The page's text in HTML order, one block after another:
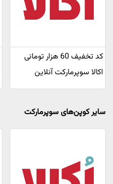
کد تخفیف 60 هزار تومانی
اکالا سوپرمارکت آنلاین
سایر کوپن‌های سوپرمارکت